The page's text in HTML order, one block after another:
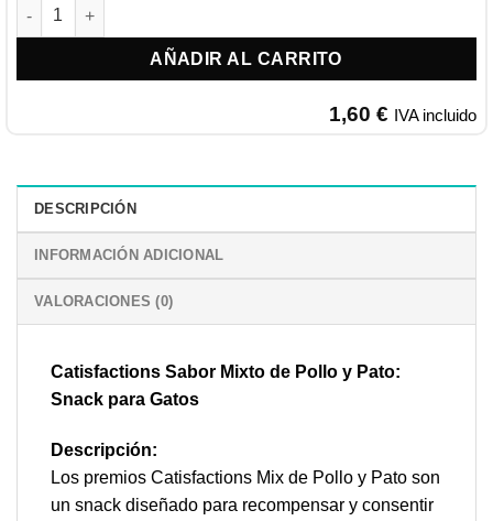
Catisfactions Mix Pollo y Pato 60g cantidad
AÑADIR AL CARRITO
1,60 € IVA incluido
DESCRIPCIÓN
INFORMACIÓN ADICIONAL
VALORACIONES (0)
Catisfactions Sabor Mixto de Pollo y Pato:
Snack para Gatos
Descripción:
Los premios Catisfactions Mix de Pollo y Pato son
un snack diseñado para recompensar y consentir